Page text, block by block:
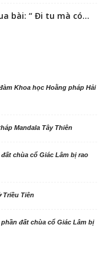
bài: “ Đi tu mà có...
Khoa học Hoằng pháp Hải
Mandala Tây Thiên
chùa cổ Giác Lâm bị rao
Triều Tiên
đất chùa cổ Giác Lâm bị